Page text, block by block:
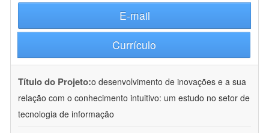
E-mail
Currículo
Título do Projeto:o desenvolvimento de inovações e a sua
relação com o conhecimento intuitivo: um estudo no setor de
tecnologia de informação